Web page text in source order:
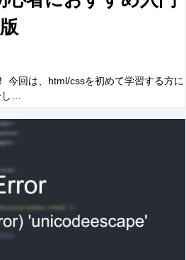
今回は、html/cssを初めて学習する方に
…